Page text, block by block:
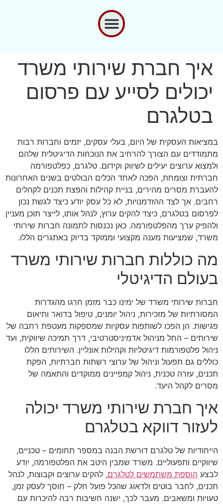
איך חברת שירותי משרד
יכולים לסייע עם פרסום
בטלגרם
במציאות העסקית של היום, בעלי עסקים, יזמים וחברות רבות
מתמודדים עם הצורך להרחיב את הנוכחות הדיגיטלית שלהם
ולמצוא ערוצים יעילים לשיווק וקידום. טלגרם, כפלטפורמה
חברתית וצומחת, הפכה לאחד הכלים הבולטים בשנים האחרונות
להעברת מסרים מהירים, בניית קהילות והפצת תכנים לקהלים
רחבים. אך לצד ההזדמנויות, לא כל עסק יודע כיצד לגשת נכון
לפרסום בטלגרם, כיצד להקים ערוץ, לנהל אותו, לייצר תוכן מעניין
ולהפיק ערך מהפלטפורמה. כאן נכנסות לתמונה חברות שירותי
משרד, שמציעות מענה מקצועי וממוקד בדיוק באתגרים הללו.
מה כוללות חברות שירותי משרד
בעולם הדיגיטלי
חברות שירותי משרד של ימינו כבר מזמן חרגו מהגדרות
המסורתיות של מזכירות, ניהול יומנים, טיפול בדואר ותיאום
פגישות. הן הפכו לשותפות עסקיות שמספקות מעטפת רחבה של
שירותים – החל מניהול אדמיניסטרטיבי, דרך תמיכה שיווקית, ועד
ניהול פלטפורמות דיגיטליות וקהילות אונליין. השירותים הללו
כוללים גם תפעול וניהול של ערוצי רשתות חברתיות, הפקת
תכנים, עזרה טכנית, ניהול קמפיינים ממוקדים והתאמה של
מסרים לקהל היעד.
איך חברת שירותי משרד יכולה
לעזור דווקא בטלגרם
הייחודיות של טלגרם דורשת הבנה במספר תחומים – טכניים,
שיווקיים ותפעוליים. משרד שמבין היטב את הפלטפורמה, יודע
לבצע הוספת משתמשים לטלגרם, להקים ערוצים וקבוצות, לנהל
תכנים, לחבר בוטים ולדאוג שהכל פועל חלק – חוסך לעסק זמן,
טעויות ומשאבים. מעבר לכך, ישנה חשיבות רבה להיכרות עם